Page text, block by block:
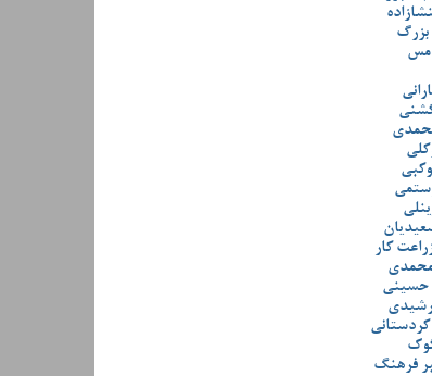
مس
کار
حسینی
فرهنگ